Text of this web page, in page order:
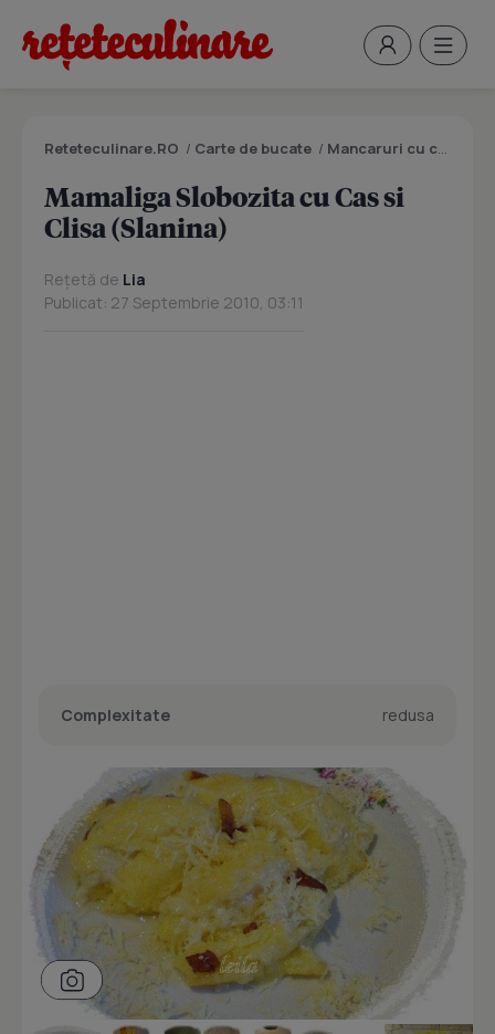
Reteteculinare.RO / Carte de bucate / Mancaruri cu carne
Mamaliga Slobozita cu Cas si
Clisa (Slanina)
Rețetă de Lia
Publicat: 27 Septembrie 2010, 03:11
Complexitate redusa